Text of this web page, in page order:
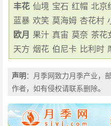
丰花 仙境 宝石 红帽 北京
蓝暴 欢笑 莫海姆 杏花村
欧月 果汁 真宙 莫奈 茶花
天方 烟花 伯尼卡 比利时
声明：月季网致力月季产业，
作者，如有侵权请联系删除。